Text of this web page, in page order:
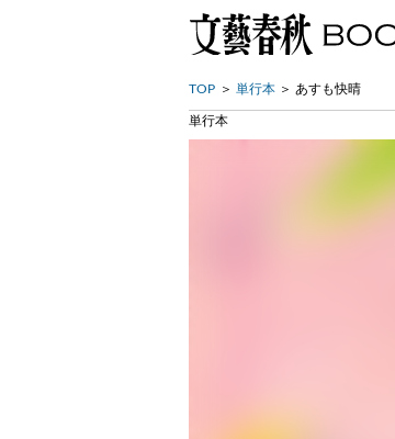
TOP 単行本 あすも快晴
単行本